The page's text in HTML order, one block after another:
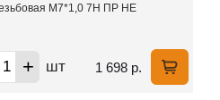
М7*1,0 7Н ПР НЕ
+ шт 1 698 р.